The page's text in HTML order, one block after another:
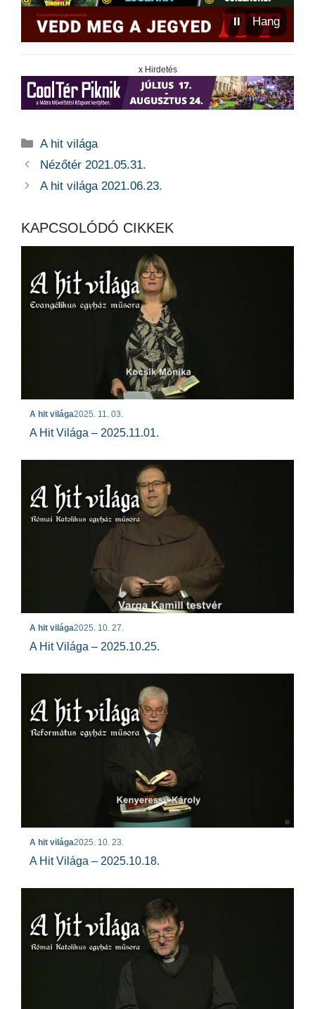
⏸ Hang
x Hirdetés
Kategória
A hit világa
Nézőtér 2021.05.31.
A hit világa 2021.06.23.
KAPCSOLÓDÓ CIKKEK
A hit világa2025. 11. 03.
A Hit Világa – 2025.11.01.
A hit világa2025. 10. 27.
A Hit Világa – 2025.10.25.
A hit világa2025. 10. 23.
A Hit Világa – 2025.10.18.